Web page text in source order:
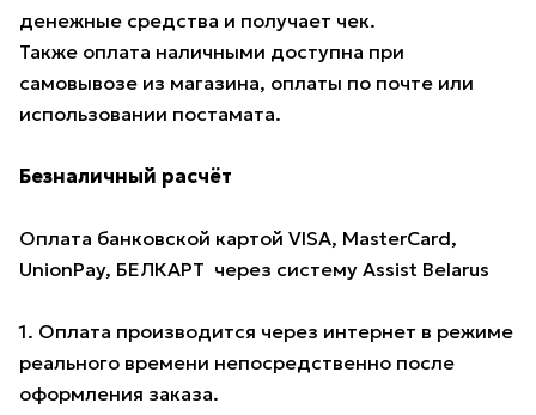
денежные средства и получает чек.
Также оплата наличными доступна при
самовывозе из магазина, оплаты по почте или
использовании постамата.
Безналичный расчёт
Оплата банковской картой VISA, MasterCard,
UnionPay, БЕЛКАРТ через систему Assist Belarus
1. Оплата производится через интернет в режиме
реального времени непосредственно после
оформления заказа.